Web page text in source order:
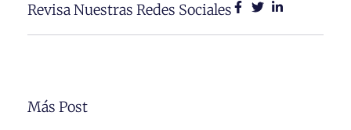
Revisa Nuestras Redes Sociales
Más Post